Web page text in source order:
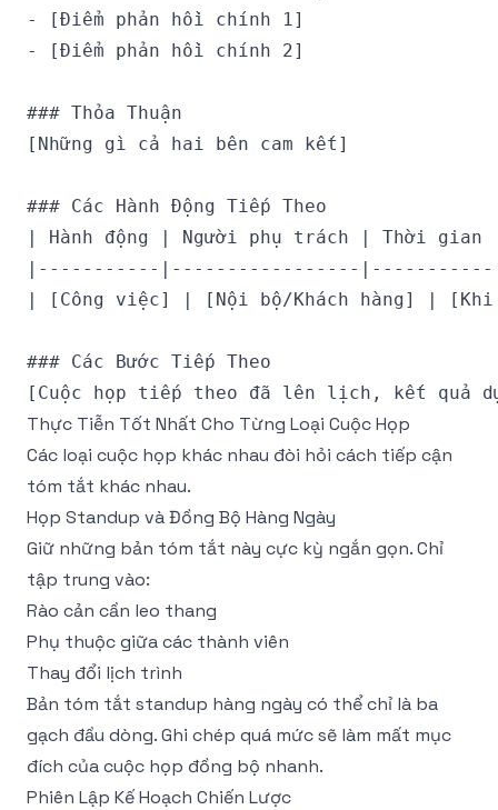
- [Điểm phản hồi chính 1]
- [Điểm phản hồi chính 2]
### Thỏa Thuận
[Những gì cả hai bên cam kết]
### Các Hành Động Tiếp Theo
| Hành động | Người phụ trách | Thời gian
|-----------|-----------------
| [Công việc] | [Nội bộ/Khách hàng] |
### Các Bước Tiếp Theo
Thực Tiễn Tốt Nhất Cho Từng Loại Cuộc Họp
Các loại cuộc họp khác nhau đòi hỏi cách tiếp cận
tóm tắt khác nhau.
Họp Standup và Đồng Bộ Hàng Ngày
Giữ những bản tóm tắt này cực kỳ ngắn gọn. Chỉ
tập trung vào:
Rào cản cần leo thang
Phụ thuộc giữa các thành viên
Thay đổi lịch trình
Bản tóm tắt standup hàng ngày có thể chỉ là ba
gạch đầu dòng. Ghi chép quá mức sẽ làm mất mục
đích của cuộc họp đồng bộ nhanh.
Phiên Lập Kế Hoạch Chiến Lược